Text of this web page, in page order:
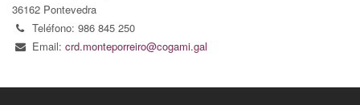
36162 Pontevedra
Teléfono: 986 845 250
Email: crd.monteporreiro@cogami.gal